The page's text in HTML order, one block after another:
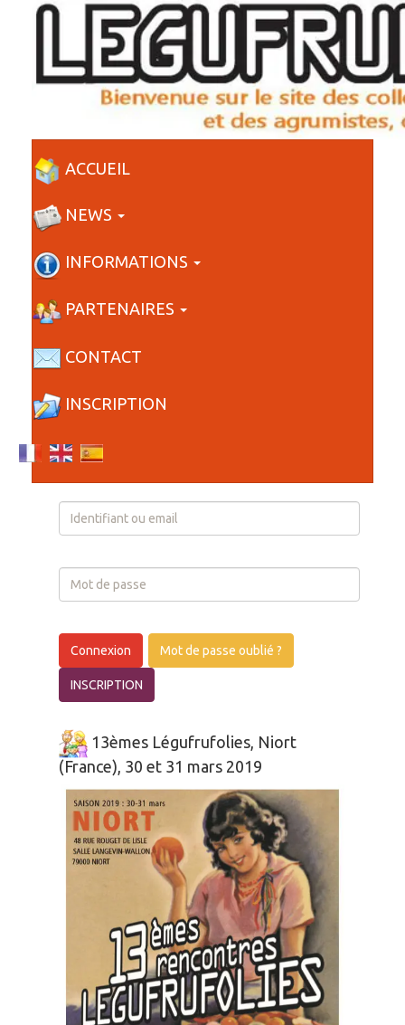
ACCUEIL
NEWS
INFORMATIONS
PARTENAIRES
CONTACT
INSCRIPTION
Login
Connexion Mot de passe oublié ?
INSCRIPTION
13èmes Légufrufolies, Niort
(France), 30 et 31 mars 2019